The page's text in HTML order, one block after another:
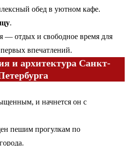
обед в уютном кафе.
.
— отдых и свободное время для
впечатлений.
и архитектура Санкт-
и начнется он с
пешим прогулкам по